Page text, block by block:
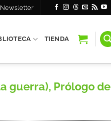
Newsletter
TIENDA
guerra), Prólogo de